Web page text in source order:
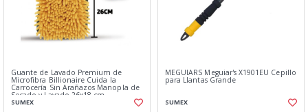
Guante de Lavado Premium de
Microfibra Billionaire Cuida la
Carrocería Sin Arañazos Manopla de
Secado y Lavado 26x18 cm
SUMEX
MEGUIARS Meguiar's X1901EU Cepillo
para Llantas Grande
SUMEX